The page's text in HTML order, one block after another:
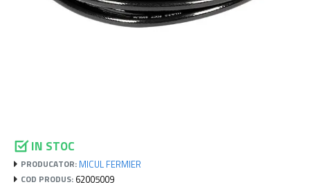
IN STOC
PRODUCATOR: MICUL FERMIER
COD PRODUS: 62005009